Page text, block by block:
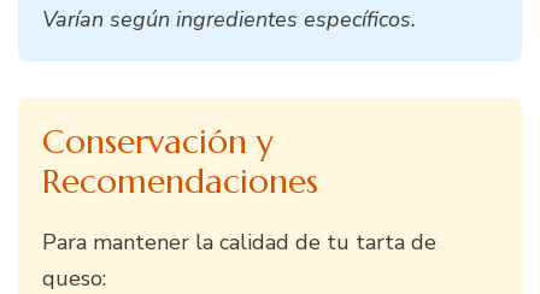
Varían según ingredientes específicos.
Conservación y
Recomendaciones
Para mantener la calidad de tu tarta de
queso: